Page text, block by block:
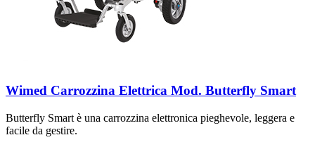
Wimed Carrozzina Elettrica Mod. Butterfly Smart
Butterfly Smart è una carrozzina elettronica pieghevole, leggera e
facile da gestire.